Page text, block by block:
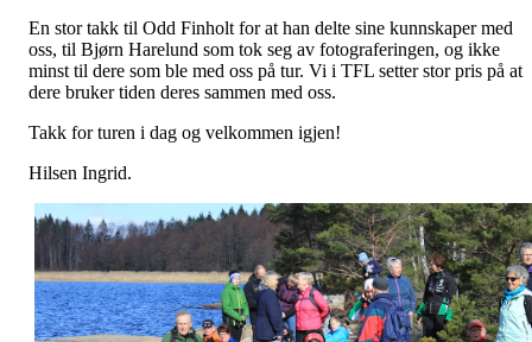
En stor takk til Odd Finholt for at han delte sine kunnskaper med
oss, til Bjørn Harelund som tok seg av fotograferingen, og ikke
minst til dere som ble med oss på tur. Vi i TFL setter stor pris på at
dere bruker tiden deres sammen med oss.
Takk for turen i dag og velkommen igjen!
Hilsen Ingrid.